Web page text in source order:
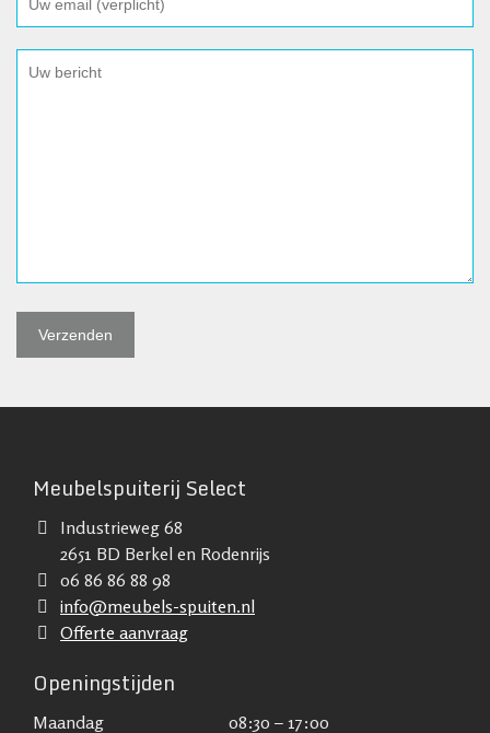
Meubelspuiterij Select
Industrieweg 68
2651 BD Berkel en Rodenrijs
06 86 86 88 98
info@meubels-spuiten.nl
Offerte aanvraag
Openingstijden
Maandag
08:30 – 17:00